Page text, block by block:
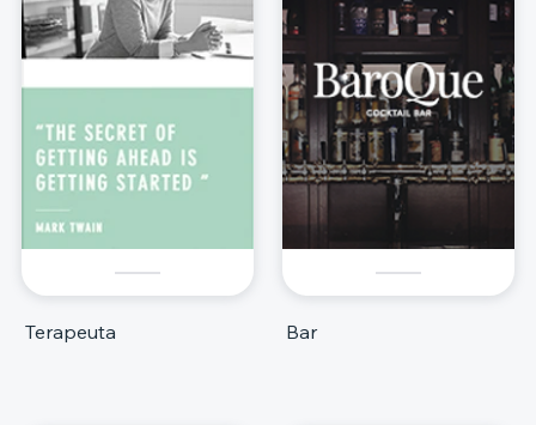
Terapeuta Bar